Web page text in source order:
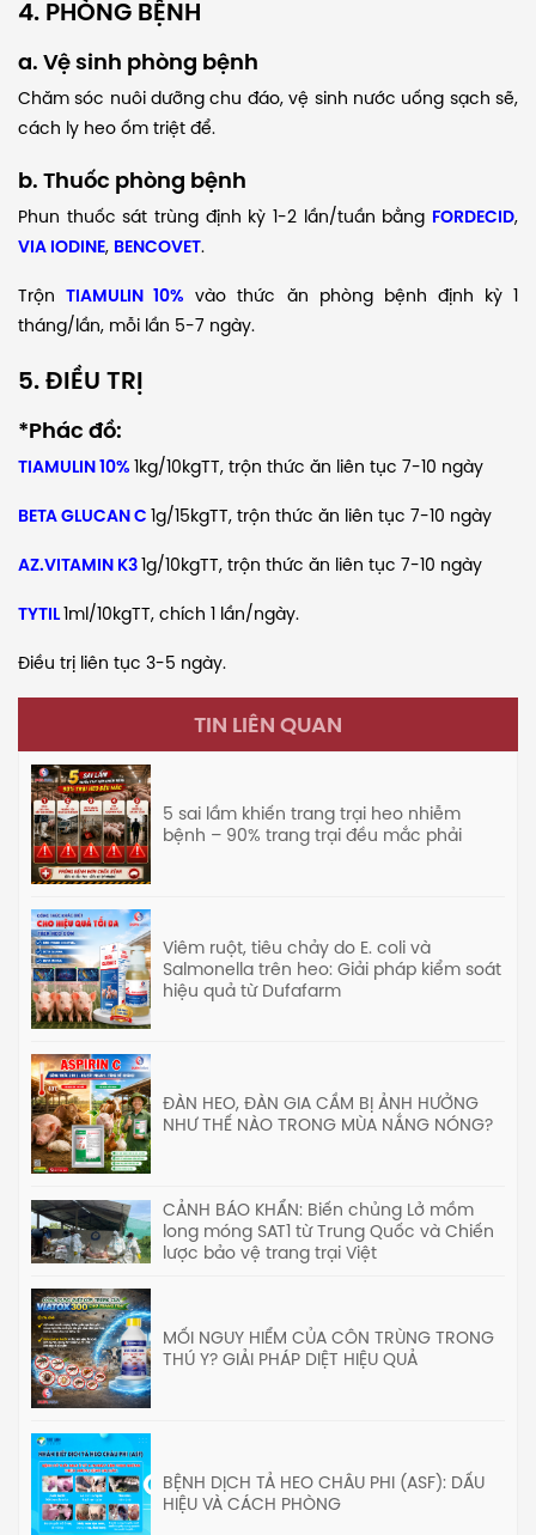
4. PHÒNG BỆNH
a. Vệ sinh phòng bệnh
Chăm sóc nuôi dưỡng chu đáo, vệ sinh nước uống sạch sẽ,
cách ly heo ốm triệt để.
b. Thuốc phòng bệnh
Phun thuốc sát trùng định kỳ 1-2 lần/tuần bằng FORDECID,
VIA IODINE, BENCOVET.
TrộnTIAMULIN 10% vào thức ăn phòng bệnh định kỳ 1
tháng/lần, mỗi lần 5-7 ngày.
5. ĐIỀU TRỊ
*Phác đồ:
TIAMULIN 10% 1kg/10kgTT, trộn thức ăn liên tục 7-10 ngày
BETA GLUCAN C 1g/15kgTT, trộn thức ăn liên tục 7-10 ngày
AZ.VITAMIN K31g/10kgTT, trộn thức ăn liên tục 7-10 ngày
TYTIL1ml/10kgTT, chích 1 lần/ngày.
Điều trị liên tục 3-5 ngày.
TIN LIÊN QUAN
5 sai lầm khiến trang trại heo nhiễm
bệnh – 90% trang trại đều mắc phải
Viêm ruột, tiêu chảy do E. coli và
Salmonella trên heo: Giải pháp kiểm soát
hiệu quả từ Dufafarm
ĐÀN HEO, ĐÀN GIA CẦM BỊ ẢNH HƯỞNG
NHƯ THẾ NÀO TRONG MÙA NẮNG NÓNG?
CẢNH BÁO KHẨN: Biến chủng Lở mồm
long móng SAT1 từ Trung Quốc và Chiến
lược bảo vệ trang trại Việt
MỐI NGUY HIỂM CỦA CÔN TRÙNG TRONG
THÚ Y? GIẢI PHÁP DIỆT HIỆU QUẢ
BỆNH DỊCH TẢ HEO CHÂU PHI (ASF): DẤU
HIỆU VÀ CÁCH PHÒNG